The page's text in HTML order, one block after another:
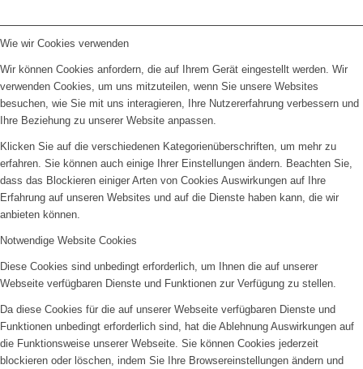
Wie wir Cookies verwenden
Wir können Cookies anfordern, die auf Ihrem Gerät eingestellt werden. Wir
verwenden Cookies, um uns mitzuteilen, wenn Sie unsere Websites
besuchen, wie Sie mit uns interagieren, Ihre Nutzererfahrung verbessern und
Ihre Beziehung zu unserer Website anpassen.
Klicken Sie auf die verschiedenen Kategorienüberschriften, um mehr zu
erfahren. Sie können auch einige Ihrer Einstellungen ändern. Beachten Sie,
dass das Blockieren einiger Arten von Cookies Auswirkungen auf Ihre
Erfahrung auf unseren Websites und auf die Dienste haben kann, die wir
anbieten können.
Notwendige Website Cookies
Diese Cookies sind unbedingt erforderlich, um Ihnen die auf unserer
Webseite verfügbaren Dienste und Funktionen zur Verfügung zu stellen.
Da diese Cookies für die auf unserer Webseite verfügbaren Dienste und
Funktionen unbedingt erforderlich sind, hat die Ablehnung Auswirkungen auf
die Funktionsweise unserer Webseite. Sie können Cookies jederzeit
blockieren oder löschen, indem Sie Ihre Browsereinstellungen ändern und